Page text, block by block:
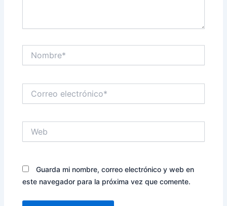
electrónico*
Guarda mi nombre, correo electrónico y web en
este navegador para la próxima vez que comente.